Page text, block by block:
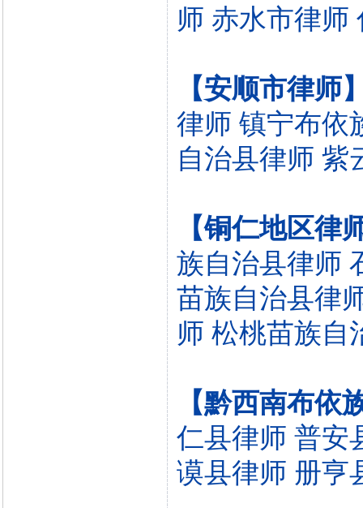
师 赤水市律师
【安顺市律师
律师 镇宁布依
自治县律师 紫
【铜仁地区律
族自治县律师
苗族自治县律
师 松桃苗族自
【黔西南布依
仁县律师 普安
谟县律师 册亨